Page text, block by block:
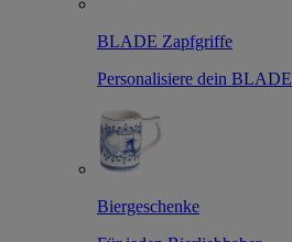
BLADE Zapfgriffe
Personalisiere dein BLADE
Biergeschenke